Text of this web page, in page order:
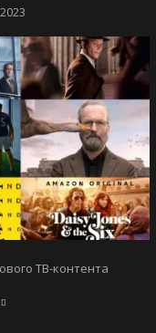
ТВ-контента